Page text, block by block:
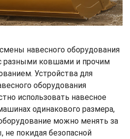
навесного оборудования
разными ковшами и прочим
Устройства для
оборудования
использовать навесное
одинакового размера,
можно менять за
не покидая безопасной